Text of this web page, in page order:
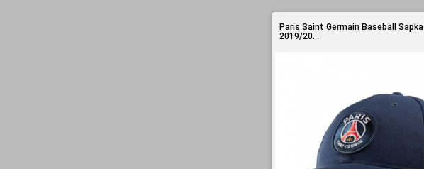
Paris Saint Germain Baseball Sapka
2019/20...